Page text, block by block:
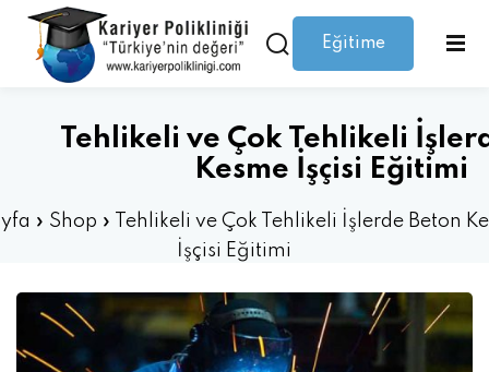
Eğitime
Tehlikeli ve Çok Tehlikeli
Kesme İşçisi Eğitimi
» Shop »
Tehlikeli ve Çok Tehlikeli İşlerde Beton
İşçisi Eğitimi
Giriş yap Kaydolmak
Hesabınız yok mu?Kaydolmak